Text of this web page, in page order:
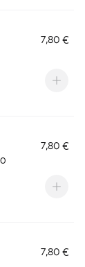
7,80 €
7,80 €
7,80 €